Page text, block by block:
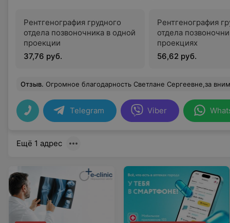
Рентгенография грудного
отдела позвоночника в одной
проекции
37,76 руб.
Рентгенография
отдела
проекциях
56,62 руб.
Отзыв. Огромное благодарность Светлане Сергеевне,за внимательность,отзывчивость и
Telegram Viber
Ещё 1 адрес